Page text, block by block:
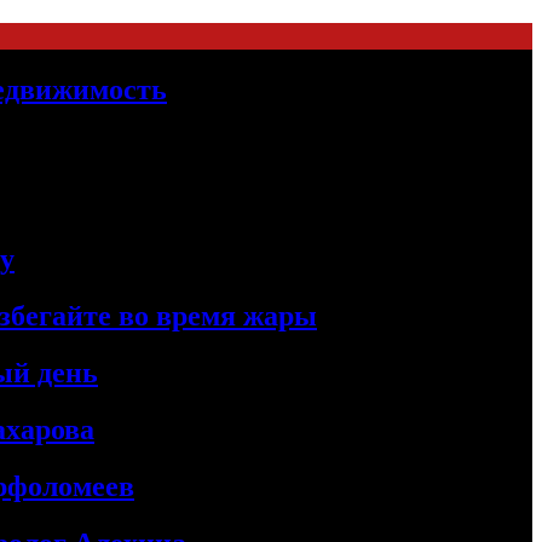
во время жары
день